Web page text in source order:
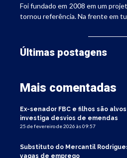
Foi fundado em 2008 em um
tornou referência. Na frente em
Últimas postagens
Mais comentadas
Ex-senador FBC e filhos são
investiga desvios de emendas
25 de fevereiro de 2026 às 09:57
Substituto do Mercantil
vagas de emprego